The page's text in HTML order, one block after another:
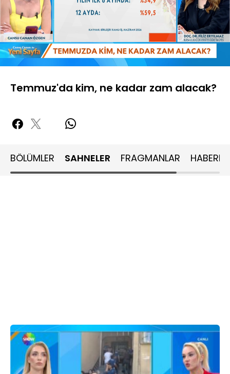
Sesi
Aç
480P
Yüklendi
19.78%
Oynatma
Hızı
Temmuz'da kim, ne kadar zam alacak?
BÖLÜMLER SAHNELER FRAGMANLAR